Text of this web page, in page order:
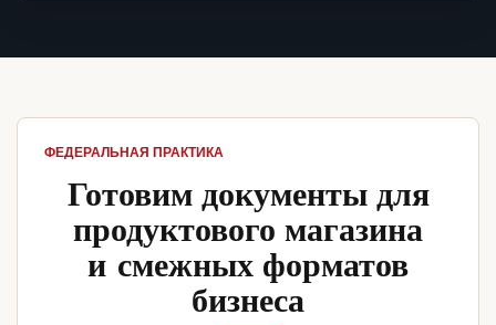
ФЕДЕРАЛЬНАЯ ПРАКТИКА
Готовим документы для
продуктового магазина
и смежных форматов
бизнеса